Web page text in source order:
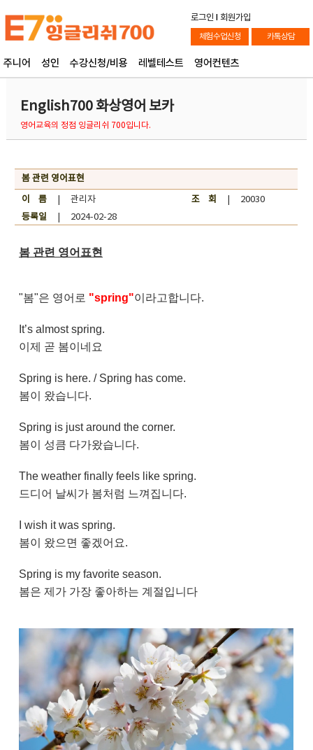
로그인 l 회원가입
체험수업신청 카톡상담
주니어 성인 수강신청/비용 레벨테스트 영어컨텐츠
English700 화상영어 보카
영어교육의 정점 잉글리쉬 700입니다.
봄 관련 영어표현
이 름| 관리자 조 회
| 20030
등록일| 2024-02-28
봄 관련 영어표현
"봄"은 영어로 "spring"이라고합니다.
It’s almost spring.
이제 곧 봄이네요
Spring is here. / Spring has come.
봄이 왔습니다.
Spring is just around the corner.
봄이 성큼 다가왔습니다.
The weather finally feels like spring.
드디어 날씨가 봄처럼 느껴집니다.
I wish it was spring.
봄이 왔으면 좋겠어요.
Spring is my favorite season.
봄은 제가 가장 좋아하는 계절입니다